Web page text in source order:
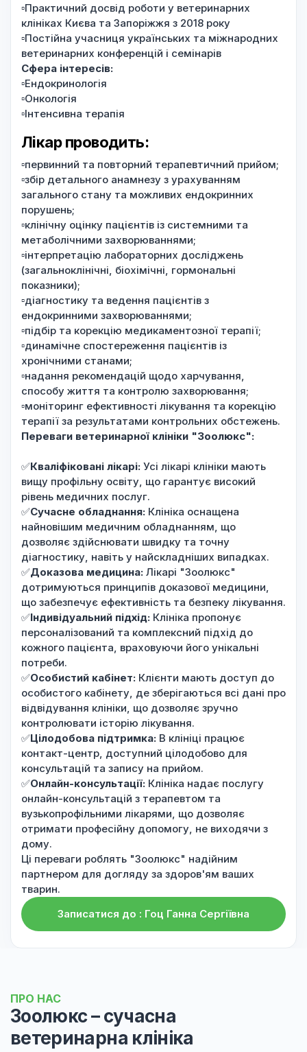
▫️Практичний досвід роботи у ветеринарних
клініках Києва та Запоріжжя з 2018 року
▫️Постійна учасниця українських та міжнародних
ветеринарних конференцій і семінарів
Сфера інтересів:
▫️Ендокринологія
▫️Онкологія
▫️Інтенсивна терапія
Лікар проводить:
▫️первинний та повторний терапевтичний прийом;
▫️збір детального анамнезу з урахуванням
загального стану та можливих ендокринних
порушень;
▫️клінічну оцінку пацієнтів із системними та
метаболічними захворюваннями;
▫️інтерпретацію лабораторних досліджень
(загальноклінічні, біохімічні, гормональні
показники);
▫️діагностику та ведення пацієнтів з
ендокринними захворюваннями;
▫️підбір та корекцію медикаментозної терапії;
▫️динамічне спостереження пацієнтів із
хронічними станами;
▫️надання рекомендацій щодо харчування,
способу життя та контролю захворювання;
▫️моніторинг ефективності лікування та корекцію
терапії за результатами контрольних обстежень.
Переваги ветеринарної клініки "Зоолюкс":
✅Кваліфіковані лікарі: Усі лікарі клініки мають
вищу профільну освіту, що гарантує високий
рівень медичних послуг.
✅Сучасне обладнання: Клініка оснащена
найновішим медичним обладнанням, що
дозволяє здійснювати швидку та точну
діагностику, навіть у найскладніших випадках.
✅Доказова медицина: Лікарі "Зоолюкс"
дотримуються принципів доказової медицини,
що забезпечує ефективність та безпеку лікування.
✅Індивідуальний підхід: Клініка пропонує
персоналізований та комплексний підхід до
кожного пацієнта, враховуючи його унікальні
потреби.
✅Особистий кабінет: Клієнти мають доступ до
особистого кабінету, де зберігаються всі дані про
відвідування клініки, що дозволяє зручно
контролювати історію лікування.
✅Цілодобова підтримка: В клініці працює
контакт-центр, доступний цілодобово для
консультацій та запису на прийом.
✅Онлайн-консультації: Клініка надає послугу
онлайн-консультацій з терапевтом та
вузькопрофільними лікарями, що дозволяє
отримати професійну допомогу, не виходячи з
дому.
Ці переваги роблять "Зоолюкс" надійним
партнером для догляду за здоров'ям ваших
тварин.
Записатися до : Гоц Ганна Сергіївна
ПРО НАС
Зоолюкс – сучасна
ветеринарна клініка